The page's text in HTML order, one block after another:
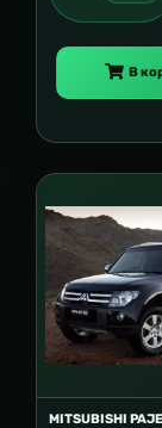
В
MITSUBISHI